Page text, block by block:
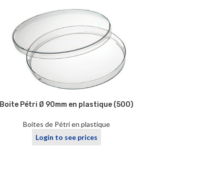
Boite Pétri Ø 90mm en plastique (500)
Boites de Pétri en plastique
Login to see prices